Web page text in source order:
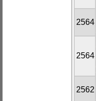
2564
2564
2562